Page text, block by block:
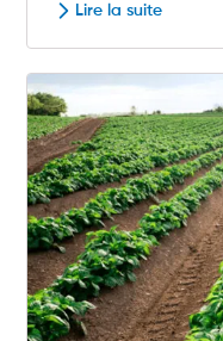
Lire la suite